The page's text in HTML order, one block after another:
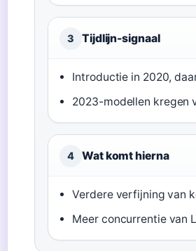
3 Tijdlijn-signaal
Introductie in 2020,
2023-modellen kregen
4 Wat komt hierna
Verdere verfijning van
Meer concurrentie van